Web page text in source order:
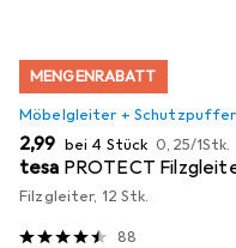
MENGENRABATT
Möbelgleiter + Schutzpuffer
EUR
2,99 bei 4 Stück EUR
0,25/1Stk.
tesa PROTECT
Filzgleiter, 12 Stk.
88